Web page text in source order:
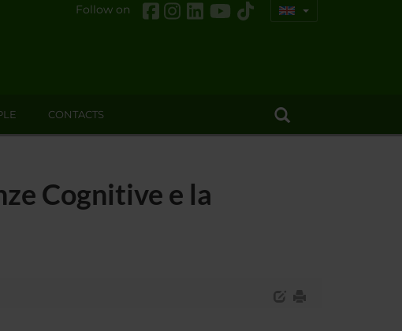
Follow on
CONTACTS
Cognitive e la